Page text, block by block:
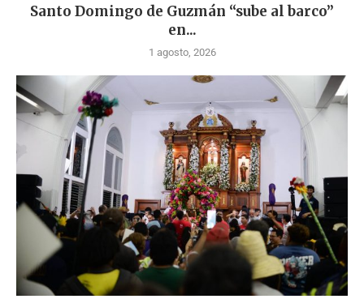
Santo Domingo de Guzmán “sube al barco”
en...
1 agosto, 2026